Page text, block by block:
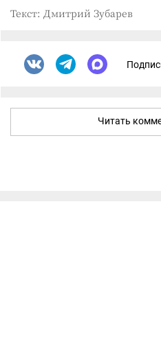
Текст: Дмитрий Зубарев
Читать